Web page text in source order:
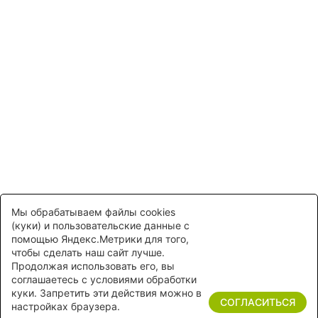
Мы обрабатываем файлы cookies
(куки) и пользовательские данные с
помощью Яндекс.Метрики для того,
чтобы сделать наш сайт лучше.
Продолжая использовать его, вы
соглашаетесь с условиями обработки
куки. Запретить эти действия можно в
настройках браузера.
СОГЛАСИТЬСЯ